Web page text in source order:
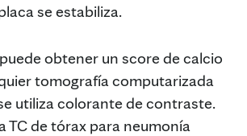
se estabiliza.
obtener un score de calcio
tomografía computarizada
utiliza colorante de contraste.
TC de tórax para neumonía